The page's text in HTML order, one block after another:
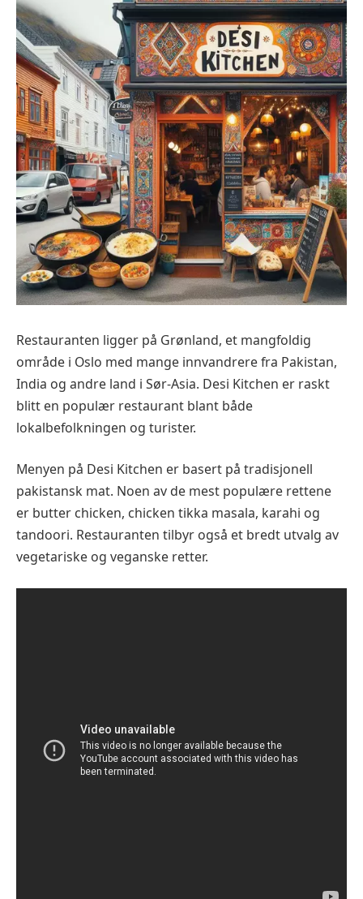
Restauranten ligger på Grønland, et mangfoldig
område i Oslo med mange innvandrere fra Pakistan,
India og andre land i Sør-Asia. Desi Kitchen er raskt
blitt en populær restaurant blant både
lokalbefolkningen og turister.
Menyen på Desi Kitchen er basert på tradisjonell
pakistansk mat. Noen av de mest populære rettene
er butter chicken, chicken tikka masala, karahi og
tandoori. Restauranten tilbyr også et bredt utvalg av
vegetariske og veganske retter.